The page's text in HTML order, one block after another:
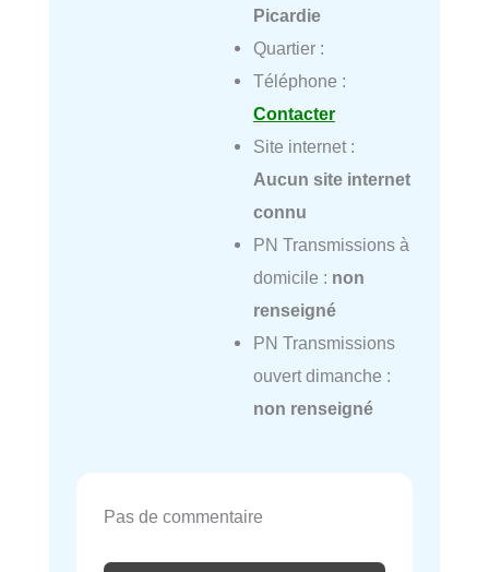
Picardie
Quartier :
Téléphone :
Contacter
Site internet :
Aucun site internet
connu
PN Transmissions à
domicile : non
renseigné
PN Transmissions
ouvert dimanche :
non renseigné
Pas de commentaire